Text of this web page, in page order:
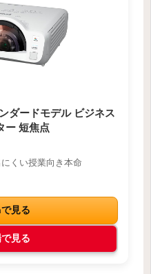
ダードモデル ビジネス
ー 短焦点
くい授業向き本命
見る
見る